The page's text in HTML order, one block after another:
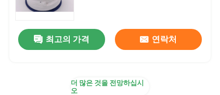
기름 입술 물개
최고의 가격 연락처
더 많은 것을 전망하십시
오